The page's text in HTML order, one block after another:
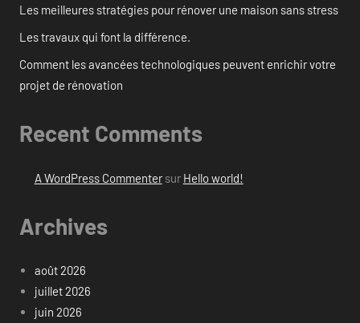
Les meilleures stratégies pour rénover une maison sans stress
Les travaux qui font la différence.
Comment les avancées technologiques peuvent enrichir votre
projet de rénovation
Recent Comments
A WordPress Commentersur Hello world!
Archives
août 2026
juillet 2026
juin 2026